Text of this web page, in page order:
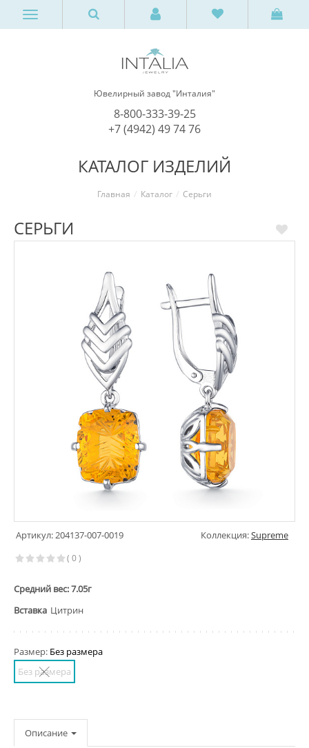
Ювелирный завод "Инталия"
8-800-333-39-25
+7 (4942) 49 74 76
КАТАЛОГ ИЗДЕЛИЙ
Главная Каталог Серьги
СЕРЬГИ
Артикул: 204137-007-0019 Коллекция:Supreme
( 0 )
Средний вес: 7.05г
Вставка Цитрин
Размер: Без размера
Без размера
Описание